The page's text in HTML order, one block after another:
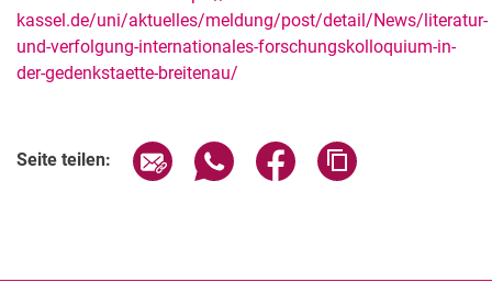
kassel.de/uni/aktuelles/meldung/post/detail/News/literatur-
und-verfolgung-internationales-forschungskolloquium-in-
der-gedenkstaette-breitenau/
Seite teilen: Seite über E-Mail teilen
Seite über WhatsApp teilen
Seite über Facebook